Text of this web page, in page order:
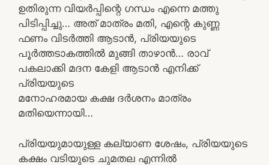
ഉതിരുന്ന വിയർപ്പിന്റെ ഗന്ധം എന്നെ മത്തു
പിടിപ്പിച്ചു… അത് മാത്രം മതി, എന്റെ കുണ്ണ
ഫണം വിടർത്തി ആടാൻ, പ്രിയയുടെ
പൂർത്തടാകത്തിൽ മുങ്ങി താഴാൻ… രാവ്
പകലാക്കി മദന കേളി ആടാൻ എനിക്ക്
പ്രിയയുടെ
മനോഹരമായ കക്ഷ ദർശനം മാത്രം
മതിയെന്നായി…
പ്രിയയുമായുള്ള കല്യാണ ശേഷം, പ്രിയയുടെ
കക്ഷം വടിയുടെ ചുമതല എന്നിൽ